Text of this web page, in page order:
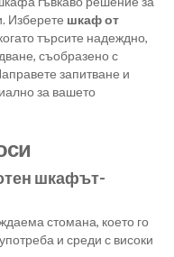
Изберете шкаф от
търсите надеждно,
съобразено с
запитване и
за вашето
шкафът-
стомана, което го
и среди с високи